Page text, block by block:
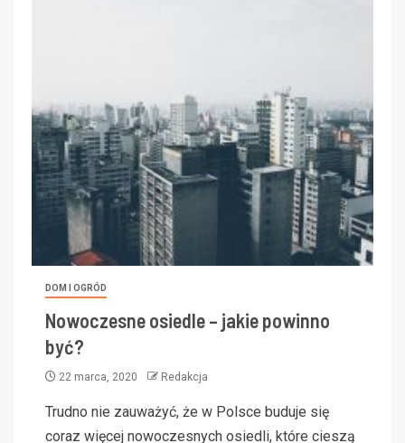
DOM I OGRÓD
Nowoczesne osiedle – jakie powinno
być?
22 marca, 2020 Redakcja
Trudno nie zauważyć, że w Polsce buduje się
coraz więcej nowoczesnych osiedli, które cieszą